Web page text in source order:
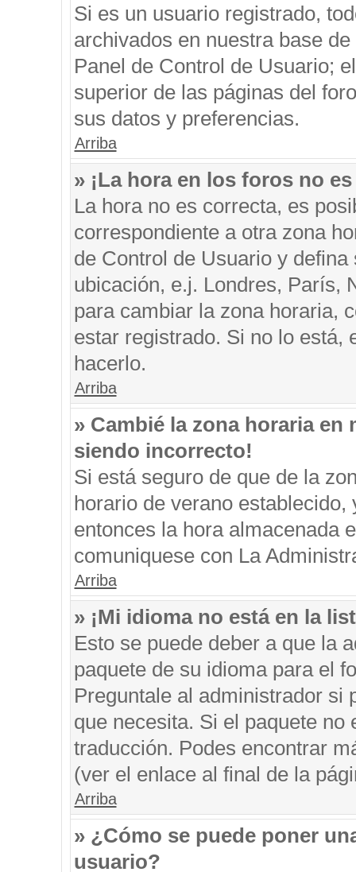
Si es un usuario registrado,
archivados en nuestra base
Panel de Control de Usuario;
superior de las páginas del
sus datos y preferencias.
Arriba
» ¡La hora en los foros no
La hora no es correcta, es
correspondiente a otra zona
de Control de Usuario y
ubicación, e.j. Londres, París,
para cambiar la zona horaria,
estar registrado. Si no lo está,
hacerlo.
Arriba
» Cambié la zona horaria
siendo incorrecto!
Si está seguro de que de la
horario de verano
entonces la hora almacenada
comuniquese con La
Arriba
» ¡Mi idioma no está en la
Esto se puede deber a que la
paquete de su idioma para el
Preguntale al administrador si
que necesita. Si el paquete
traducción. Podes encontrar
(ver el enlace al final de la
Arriba
» ¿Cómo se puede poner
usuario?